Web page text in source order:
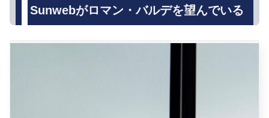
Sunwebがロマン・バルデを望んでいる